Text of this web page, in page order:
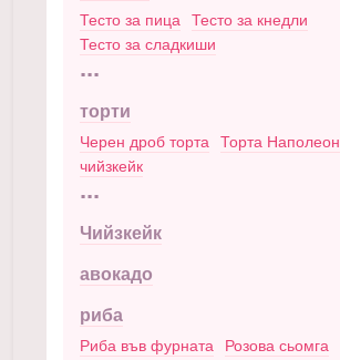
Тесто за пица
Тесто за кнедли
Тесто за сладкиши
...
торти
Черен дроб торта
Торта Наполеон
чийзкейк
...
Чийзкейк
авокадо
риба
Риба във фурната
Розова сьомга